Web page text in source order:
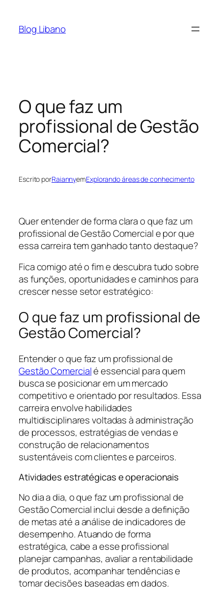
Blog Libano
O que faz um
profissional de Gestão
Comercial?
Escrito porRaiannyemExplorando áreas de conhecimento
Quer entender de forma clara o que faz um
profissional de Gestão Comercial e por que
essa carreira tem ganhado tanto destaque?
Fica comigo até o fim e descubra tudo sobre
as funções, oportunidades e caminhos para
crescer nesse setor estratégico:
O que faz um profissional de
Gestão Comercial?
Entender o que faz um profissional de
Gestão Comercialé essencial para quem
busca se posicionar em um mercado
competitivo e orientado por resultados. Essa
carreira envolve habilidades
multidisciplinares voltadas à administração
de processos, estratégias de vendas e
construção de relacionamentos
sustentáveis com clientes e parceiros.
Atividades estratégicas e operacionais
No dia a dia, o que faz um profissional de
Gestão Comercial inclui desde a definição
de metas até a análise de indicadores de
desempenho. Atuando de forma
estratégica, cabe a esse profissional
planejar campanhas, avaliar a rentabilidade
de produtos, acompanhar tendências e
tomar decisões baseadas em dados.